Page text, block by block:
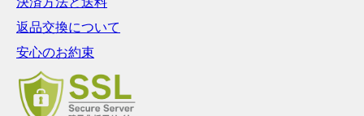
返品交換について
安心のお約束